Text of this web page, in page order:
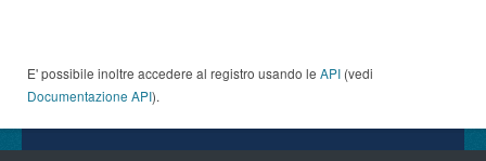
E' possibile inoltre accedere al registro usando le API (vedi
Documentazione API).